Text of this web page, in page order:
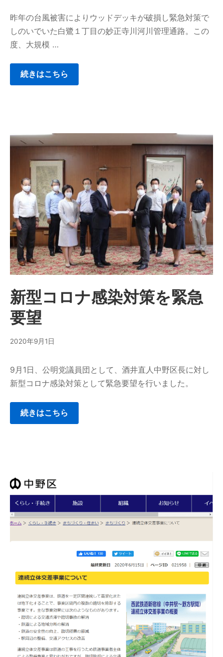
昨年の台風被害によりウッドデッキが破損し緊急対策で
しのいでいた白鷺１丁目の妙正寺川河川管理通路。この
度、大規模 …
続きはこちら
新型コロナ感染対策を緊急
要望
2020年9月1日
9月1日、公明党議員団として、酒井直人中野区長に対し
新型コロナ感染対策として緊急要望を行いました。
続きはこちら